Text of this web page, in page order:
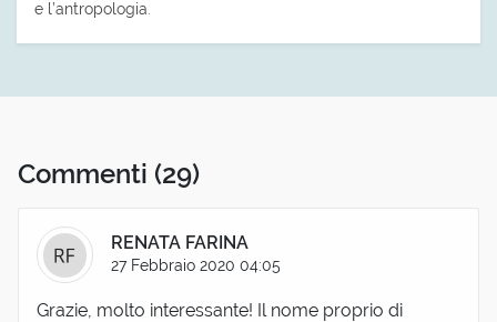
e l’antropologia.
Commenti (29)
RENATA FARINA
27 Febbraio 2020 04:05
Grazie, molto interessante! Il nome proprio di